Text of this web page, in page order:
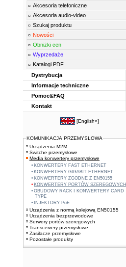
Akcesoria telefoniczne
Akcesoria audio-video
Szukaj produktu
Nowości
Obniżki cen
Wyprzedaże
Katalogi PDF
Dystrybucja
Informacje techniczne
Pomoc&FAQ
Kontakt
[English»]
KOMUNIKACJA PRZEMYSŁOWA
Urządzenia M2M
Switche przemysłowe
Media konwertery przemysłowe
KONWERTERY FAST ETHERNET
KONWERTERY GIGABIT ETHERNET
KONWERTERY ZGODNE Z EN50155
KONWERTERY PORTÓW SZEREGOWYCH
OBUDOWY RACK I KONWERTERY CARD
TYPE
INJEKTORY PoE
Urządzenia z normą kolejową EN50155
Urządzenia bezprzewodowe
Serwery portów szeregowych
Transceivery przemysłowe
Zasilacze przemysłowe
Pozostałe produkty